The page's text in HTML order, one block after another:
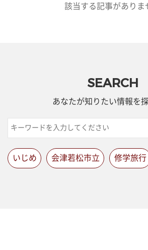
該当する記事がありま
SEARCH
あなたが知りたい情報を
いじめ 会津若松市立 修学旅行